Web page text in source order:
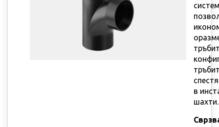
в
шахти.